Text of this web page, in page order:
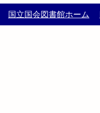
国立国会図書館ホーム